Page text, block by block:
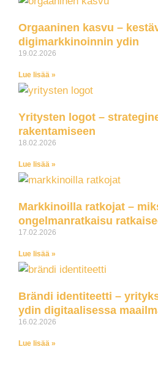
Orgaaninen kasvu –
digimarkkinoinnin ydin
19.02.2026
Lue lisää »
Yritysten logot –
rakentamiseen
18.02.2026
Lue lisää »
Markkinoilla ratkojat –
ongelmanratkaisu
17.02.2026
Lue lisää »
Brändi identiteetti –
ydin digitaalisessa
16.02.2026
Lue lisää »